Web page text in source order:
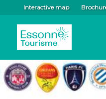
Interactive map